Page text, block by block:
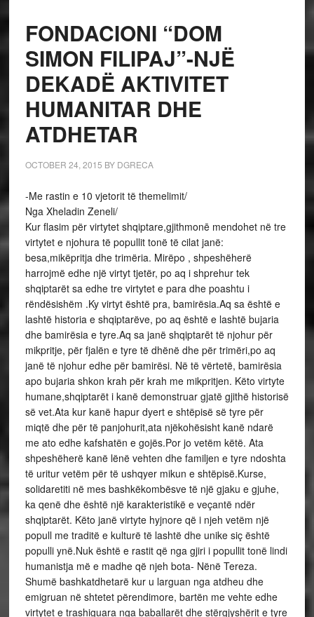
FONDACIONI “DOM
SIMON FILIPAJ”-NJË
DEKADË AKTIVITET
HUMANITAR DHE
ATDHETAR
OCTOBER 24, 2015 BY DGRECA
-Me rastin e 10 vjetorit të themelimit/
Nga Xheladin Zeneli/
Kur flasim për virtytet shqiptare,gjithmonē mendohet në tre
virtytet e njohura të popullit tonë të cilat janë:
besa,mikëpritja dhe trimëria. Mirëpo , shpeshëherë
harrojmë edhe një virtyt tjetër, po aq i shprehur tek
shqiptarët sa edhe tre virtytet e para dhe poashtu i
rëndësishëm .Ky virtyt është pra, bamirësia.Aq sa është e
lashtë historia e shqiptarëve, po aq është e lashtë bujaria
dhe bamirësia e tyre.Aq sa janë shqiptarēt të njohur për
mikpritje, për fjalën e tyre të dhënë dhe për trimëri,po aq
janë të njohur edhe për bamirësi. Në të vërtetë, bamirësia
apo bujaria shkon krah për krah me mikpritjen. Këto virtyte
humane,shqiptarët i kanë demonstruar gjatë gjithë historisë
së vet.Ata kur kanë hapur dyert e shtëpisë së tyre për
miqtë dhe për të panjohurit,ata njëkohësisht kanë ndarë
me ato edhe kafshatën e gojës.Por jo vetëm këtë. Ata
shpeshëherë kanë lënë vehten dhe familjen e tyre ndoshta
të uritur vetëm për të ushqyer mikun e shtëpisë.Kurse,
solidaretiti në mes bashkëkombësve të një gjaku e gjuhe,
ka qenë dhe është një karakteristikë e veçantë ndër
shqiptarët. Këto janë virtyte hyjnore që i njeh vetëm një
popull me traditë e kulturë të lashtë dhe unike siç është
populli ynë.Nuk është e rastit që nga gjiri i popullit tonë lindi
humanistja më e madhe që njeh bota- Nënë Tereza.
Shumë bashkatdhetarë kur u larguan nga atdheu dhe
emigruan në shtetet përendimore, bartën me vehte edhe
virtytet e trashiguara nga baballarët dhe stërgjyshërit e tyre